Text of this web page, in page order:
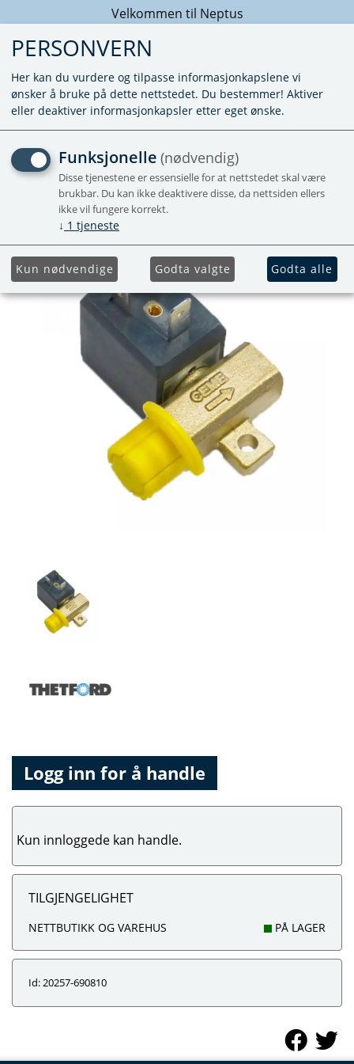
Velkommen til Neptus
SR MAGNETVENTIL
N3000 og N4000-serien
Logg inn for å handle
Kun innloggede kan handle.
TILGJENGELIGHET
NETTBUTIKK OG VAREHUS PÅ LAGER
Id: 20257-690810
PERSONVERN
Her kan du vurdere og tilpasse informasjonkapslene vi
ønsker å bruke på dette nettstedet. Du bestemmer! Aktiver
eller deaktiver informasjonkapsler etter eget ønske.
Funksjonelle (nødvendig)
Disse tjenestene er essensielle for at nettstedet skal være
brukbar. Du kan ikke deaktivere disse, da nettsiden ellers
ikke vil fungere korrekt.
↓ 1 tjeneste
Kun nødvendige Godta valgte Godta alle